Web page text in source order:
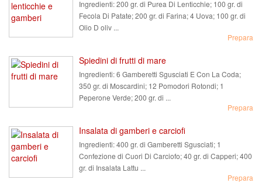
Ingredienti:200 gr. di Purea Di Lenticchie; 100 gr. di
Fecola Di Patate; 200 gr. di Farina; 4 Uova; 100 gr. di
Olio D oliv ...
Prepara
Spiedini di frutti di mare
Ingredienti:6 Gamberetti Sgusciati E Con La Coda;
350 gr. di Moscardini; 12 Pomodori Rotondi; 1
Peperone Verde; 200 gr. di ...
Prepara
Insalata di gamberi e carciofi
Ingredienti:400 gr. di Gamberetti Sgusciati; 1
Confezione di Cuori Di Carciofo; 40 gr. di Capperi; 400
gr. di Insalata Lattu ...
Prepara